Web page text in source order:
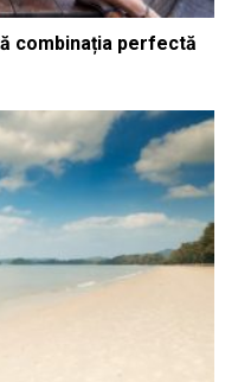
combinația perfectă